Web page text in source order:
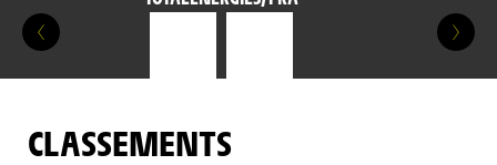
CLASSEMENTS